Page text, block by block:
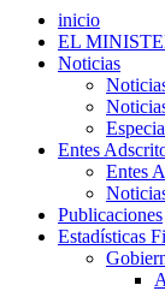
inicio
EL
Noticias
Entes
Entes
Publicaciones
Estadísticas